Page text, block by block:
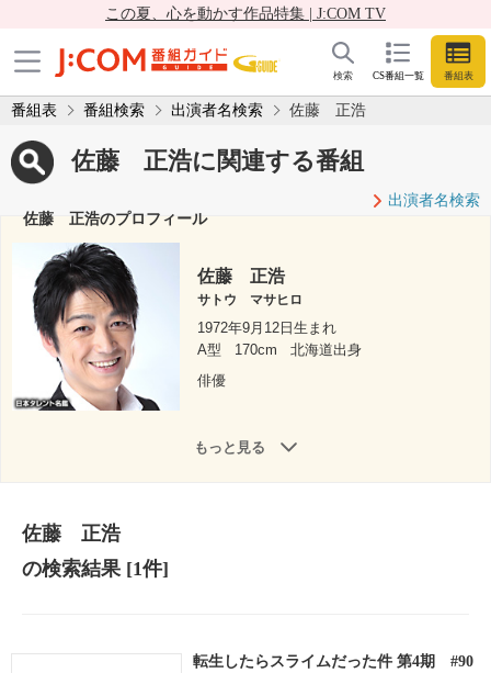
この夏、心を動かす作品特集 | J:COM TV
CS番組一覧 番組表
検索
番組表 番組検索 出演者名検索 佐藤 正浩
佐藤 正浩に関連する番組
出演者名検索
佐藤 正浩のプロフィール
佐藤 正浩
サトウ マサヒロ
1972年9月12日生まれ
A型
170cm
北海道出身
俳優
もっと見る
佐藤 正浩
の検索結果[1件]
転生したらスライムだった件 第4期 #90